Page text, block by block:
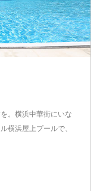
。横浜中華街にいな
横浜屋上プールで、